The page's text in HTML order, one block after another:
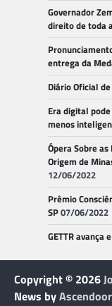
Governador
direito de toda
entrega da
Diário Oficial
Era digital
menos
Ópera Sobre
Origem de
12/06/2022
Prêmio
SP07/06/2022
GETTR avança
Copyright © 2026
News byAscendoor